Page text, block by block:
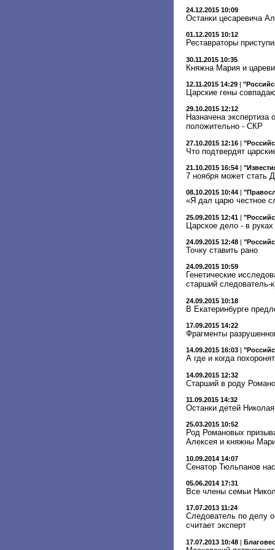
24.12.2015 10:09
Останки цесаревича
01.12.2015 10:12
Реставраторы
30.11.2015 10:35
Княжна Мария и
12.11.2015 14:29 |
Царские гены
29.10.2015 12:12
Назначена
положительно - СКР
27.10.2015 12:16 |
Что подтвердят
21.10.2015 16:54 |
7 ноября может стать
08.10.2015 10:44
«Я дал царю честное
25.09.2015 12:41 |
Царское дело - в руках
24.09.2015 12:48 |
Точку ставить рано
24.09.2015 10:59
Генетические
старший следователь-
24.09.2015 10:18
В Екатеринбурге
17.09.2015 14:22
Фрагменты
14.09.2015 16:03
А где и когда
14.09.2015 12:32
Старший в роду
11.09.2015 14:32
Останки детей
25.03.2015 10:52
Род Романовых
Алексея и княжны
10.09.2014 14:07
Сенатор Тюльпанов
05.06.2014 17:31
Все члены семьи
17.07.2013 11:24
Следователь по делу
считает эксперт
17.07.2013 10:48 |